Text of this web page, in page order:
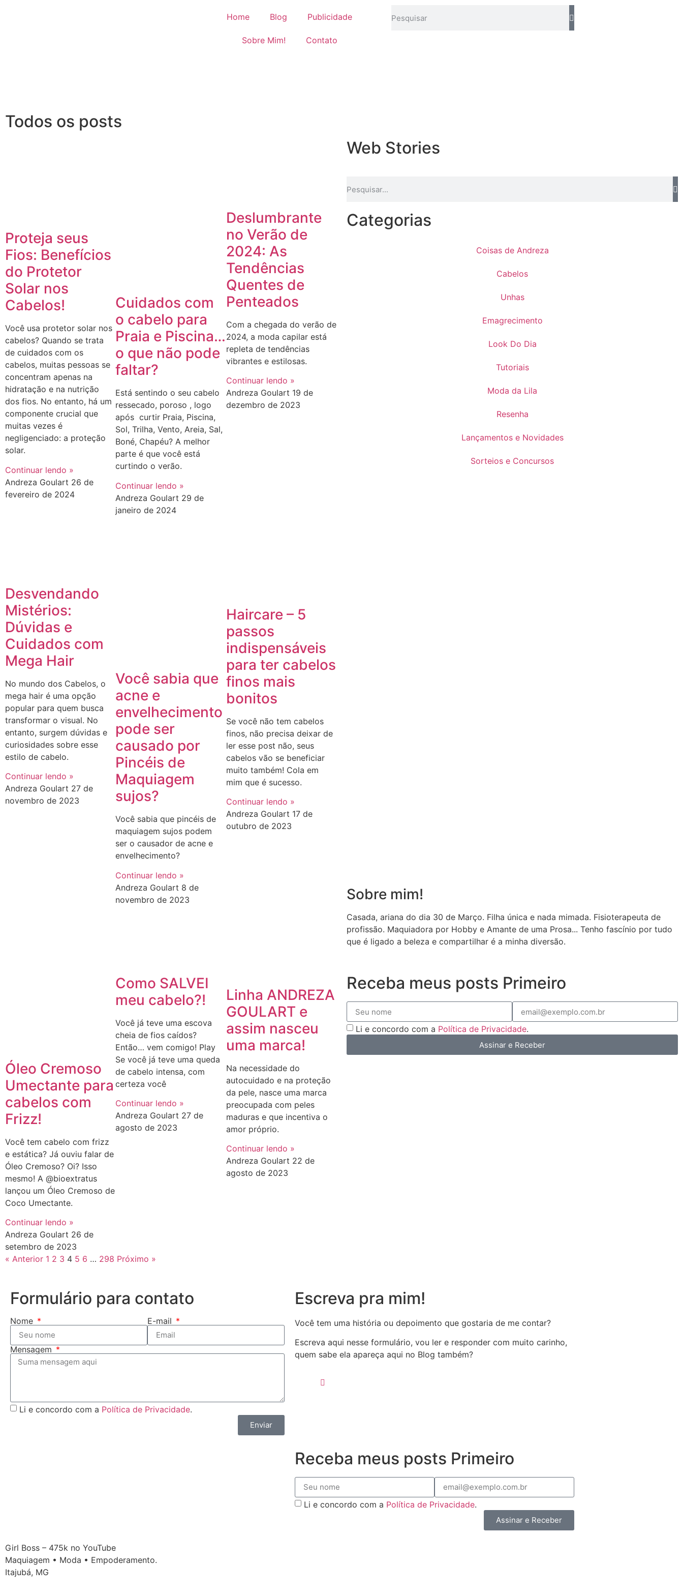
Home Blog Publicidade
Sobre Mim! Contato
Todos os posts
Proteja seus
Fios: Benefícios
do Protetor
Solar nos
Cabelos!
Você usa protetor solar nos
cabelos? Quando se trata
de cuidados com os
cabelos, muitas pessoas se
concentram apenas na
hidratação e na nutrição
dos fios. No entanto, há um
componente crucial que
muitas vezes é
negligenciado: a proteção
solar.
Continuar lendo »
Andreza Goulart 26 de
fevereiro de 2024
Cuidados com
o cabelo para
Praia e Piscina…
o que não pode
faltar?
Está sentindo o seu cabelo
ressecado, poroso , logo
após curtir Praia, Piscina,
Sol, Trilha, Vento, Areia, Sal,
Boné, Chapéu? A melhor
parte é que você está
curtindo o verão.
Continuar lendo »
Andreza Goulart 29 de
janeiro de 2024
Deslumbrante
no Verão de
2024: As
Tendências
Quentes de
Penteados
Com a chegada do verão de
2024, a moda capilar está
repleta de tendências
vibrantes e estilosas.
Continuar lendo »
Andreza Goulart 19 de
dezembro de 2023
Desvendando
Mistérios:
Dúvidas e
Cuidados com
Mega Hair
No mundo dos Cabelos, o
mega hair é uma opção
popular para quem busca
transformar o visual. No
entanto, surgem dúvidas e
curiosidades sobre esse
estilo de cabelo.
Continuar lendo »
Andreza Goulart 27 de
novembro de 2023
Você sabia que
acne e
envelhecimento
pode ser
causado por
Pincéis de
Maquiagem
sujos?
Você sabia que pincéis de
maquiagem sujos podem
ser o causador de acne e
envelhecimento?
Continuar lendo »
Andreza Goulart 8 de
novembro de 2023
Haircare – 5
passos
indispensáveis
para ter cabelos
finos mais
bonitos
Se você não tem cabelos
finos, não precisa deixar de
ler esse post não, seus
cabelos vão se beneficiar
muito também! Cola em
mim que é sucesso.
Continuar lendo »
Andreza Goulart 17 de
outubro de 2023
Óleo Cremoso
Umectante para
cabelos com
Frizz!
Você tem cabelo com frizz
e estática? Já ouviu falar de
Óleo Cremoso? Oi? Isso
mesmo! A @bioextratus
lançou um Óleo Cremoso de
Coco Umectante.
Continuar lendo »
Andreza Goulart 26 de
setembro de 2023
Como SALVEI
meu cabelo?!
Você já teve uma escova
cheia de fios caídos?
Então… vem comigo! Play
Se você já teve uma queda
de cabelo intensa, com
certeza você
Continuar lendo »
Andreza Goulart 27 de
agosto de 2023
Linha ANDREZA
GOULART e
assim nasceu
uma marca!
Na necessidade do
autocuidado e na proteção
da pele, nasce uma marca
preocupada com peles
maduras e que incentiva o
amor próprio.
Continuar lendo »
Andreza Goulart 22 de
agosto de 2023
« Anterior 1 2 3 4 5 6 … 298 Próximo »
Web Stories
Categorias
Coisas de Andreza
Cabelos
Unhas
Emagrecimento
Look Do Dia
Tutoriais
Moda da Lila
Resenha
Lançamentos e Novidades
Sorteios e Concursos
Sobre mim!
Casada, ariana do dia 30 de Março. Filha única e nada mimada. Fisioterapeuta de
profissão. Maquiadora por Hobby e Amante de uma Prosa... Tenho fascínio por tudo
que é ligado a beleza e compartilhar é a minha diversão.
Receba meus posts Primeiro
Li e concordo com a Política de Privacidade.
Assinar e Receber
Formulário para contato
Nome E-mail
Mensagem
Li e concordo com a Política de Privacidade.
Enviar
Escreva pra mim!
Você tem uma história ou depoimento que gostaria de me contar?
Escreva aqui nesse formulário, vou ler e responder com muito carinho,
quem sabe ela apareça aqui no Blog também?
Girl Boss – 475k no YouTube
Maquiagem • Moda • Empoderamento.
Itajubá, MG
Receba meus posts Primeiro
Li e concordo com a Política de Privacidade.
Assinar e Receber